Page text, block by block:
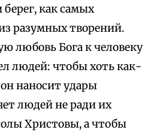
как самых
разумных творений.
любовь Бога к человеку
людей: чтобы хоть как-
наносит удары
людей не ради их
Христовы, а чтобы